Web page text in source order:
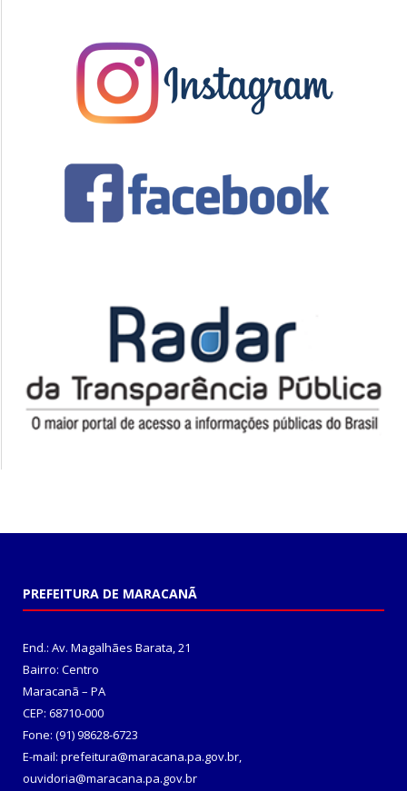
PREFEITURA DE MARACANÃ
End.: Av. Magalhães Barata, 21
Bairro: Centro
Maracanã – PA
CEP: 68710-000
Fone: (91) 98628-6723
E-mail: prefeitura@maracana.pa.gov.br,
ouvidoria@maracana.pa.gov.br